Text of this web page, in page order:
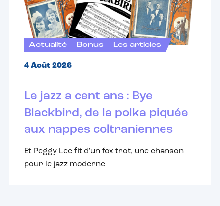
Actualité Bonus Les articles
4 Août 2026
Le jazz a cent ans : Bye
Blackbird, de la polka piquée
aux nappes coltraniennes
Et Peggy Lee fit d'un fox trot, une chanson
pour le jazz moderne